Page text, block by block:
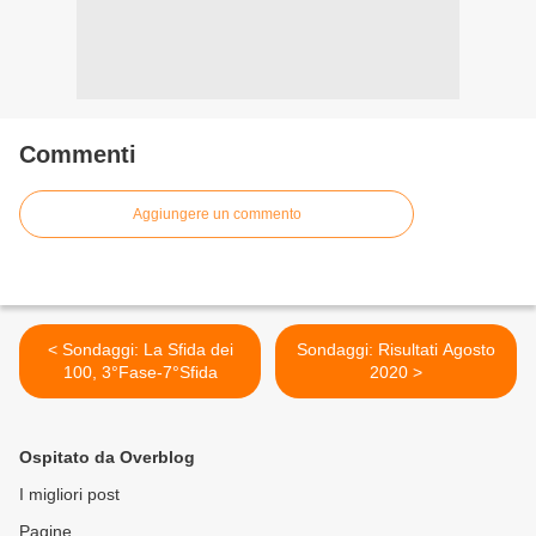
Commenti
Aggiungere un commento
< Sondaggi: La Sfida dei
100, 3°Fase-7°Sfida
Sondaggi: Risultati Agosto
2020 >
Ospitato da Overblog
I migliori post
Pagine